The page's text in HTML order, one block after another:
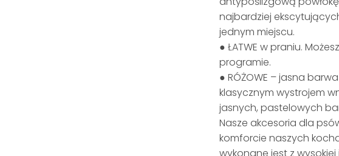
najbardziej
jednym miejscu.
● ŁATWE w praniu.
programie.
● RÓŻOWE – jasna
klasycznym wystrojem
jasnych, pastelowych
Nasze akcesoria dla
komforcie naszych
wykonane jest z